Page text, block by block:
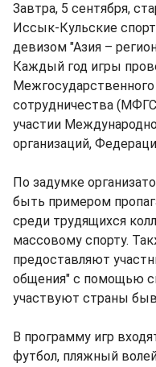
Завтра, 5 сентября,
Иссык-Кульские
девизом "Азия –
Каждый год игры
сотрудничества
участии
организаций,
По задумке
быть примером
среди трудящихся
массовому спорту.
предоставляют
общения" с помощью
участвуют страны
В программу игр
футбол, пляжный